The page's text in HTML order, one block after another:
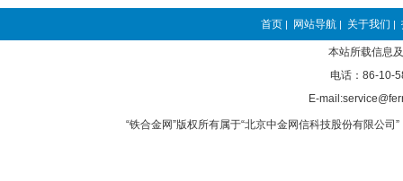
首页 | 网站导航 | 关于我们 |
本站所载信息
电话：86-10-
E-
“铁合金网”版权所有属于“北京中金网信科技股份有限公司